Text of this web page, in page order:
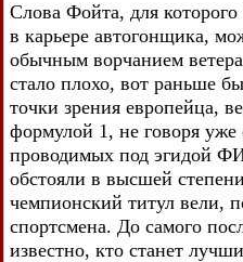
Слова Фойта, для
в карьере автогонщика,
обычным ворчанием
стало плохо, вот раньше
точки зрения европейца,
формулой 1, не говоря уже
проводимых под эгидой
обстояли в высшей
чемпионский титул вели,
спортсмена. До самого
известно, кто станет